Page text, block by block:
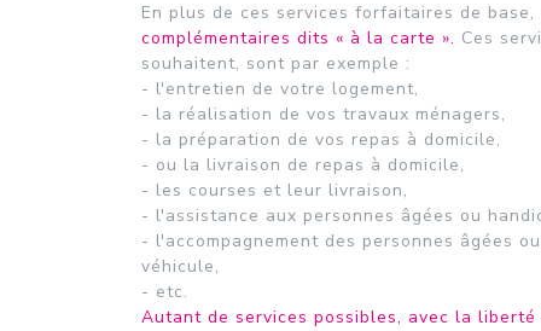
En plus de ces services forfaitaires de base,
complémentaires dits « à la carte ». Ces
souhaitent, sont par exemple :
- l'entretien de votre logement,
- la réalisation de vos travaux ménagers,
- la préparation de vos repas à domicile,
- ou la livraison de repas à domicile,
- les courses et leur livraison,
- l'assistance aux personnes âgées ou
- l'accompagnement des personnes âgées
véhicule,
- etc.
Autant de services possibles, avec la